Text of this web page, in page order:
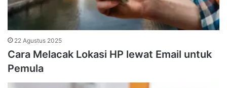
22 Agustus 2025
Cara Melacak Lokasi HP lewat Email untuk
Pemula